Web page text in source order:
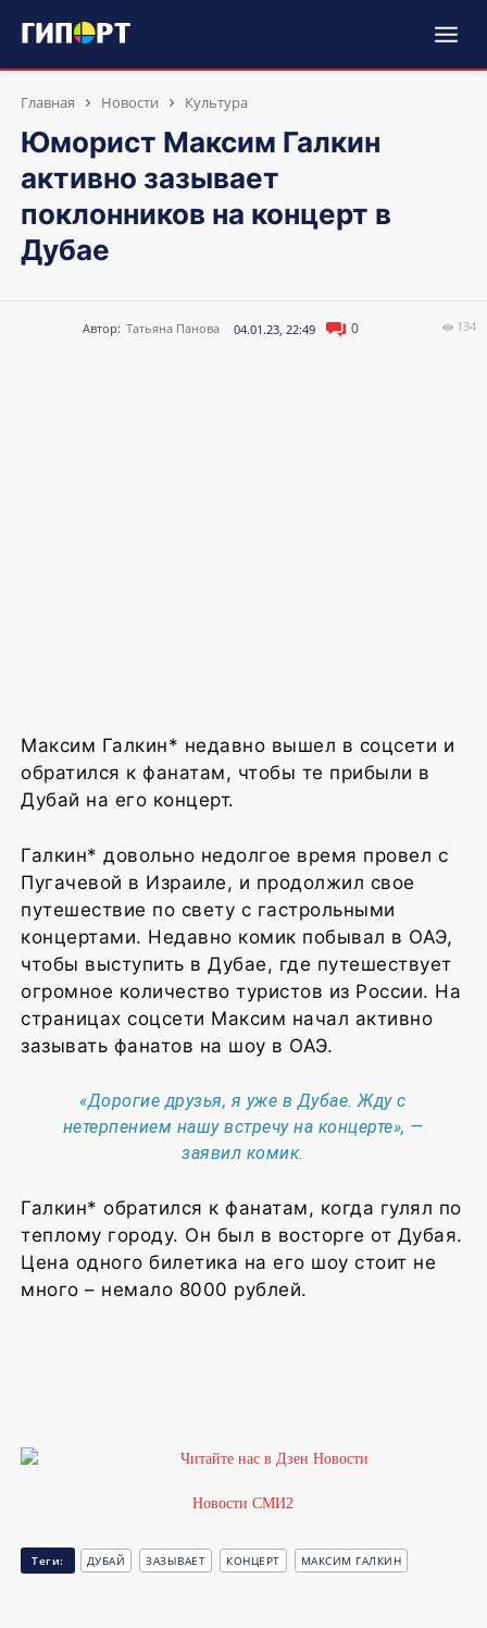
Главная Новости Культура
Юморист Максим Галкин
активно зазывает
поклонников на концерт в
Дубае
Автор: Татьяна Панова 04.01.23, 22:49 0 134
Максим Галкин* недавно вышел в соцсети и
обратился к фанатам, чтобы те прибыли в
Дубай на его концерт.
Галкин* довольно недолгое время провел с
Пугачевой в Израиле, и продолжил свое
путешествие по свету с гастрольными
концертами. Недавно комик побывал в ОАЭ,
чтобы выступить в Дубае, где путешествует
огромное количество туристов из России. На
страницах соцсети Максим начал активно
зазывать фанатов на шоу в ОАЭ.
«Дорогие друзья, я уже в Дубае. Жду с
нетерпением нашу встречу на концерте», —
заявил комик.
Галкин* обратился к фанатам, когда гулял по
теплому городу. Он был в восторге от Дубая.
Цена одного билетика на его шоу стоит не
много – немало 8000 рублей.
Новости СМИ2
Теги: ДУБАЙ ЗАЗЫВАЕТ КОНЦЕРТ МАКСИМ ГАЛКИН